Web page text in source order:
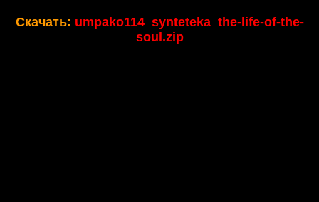
Скачать: umpako114_synteteka_the-life-of-the-
soul.zip